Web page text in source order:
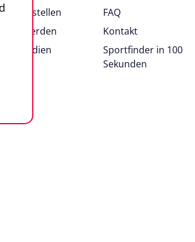
erstellen
werden
& Medien
FAQ
Kontakt
Sportfinder in 100
Sekunden